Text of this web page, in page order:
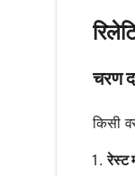
चरण
किसी
रेस्ट